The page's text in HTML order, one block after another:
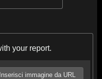
your report.
Inserisci immagine da URL